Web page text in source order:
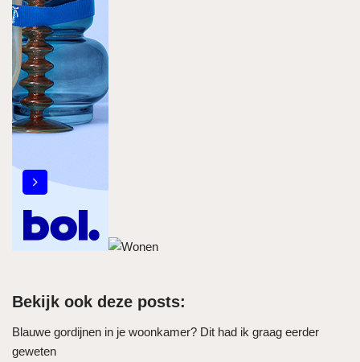
Bekijk ook deze posts:
Blauwe gordijnen in je woonkamer? Dit had ik graag eerder
geweten